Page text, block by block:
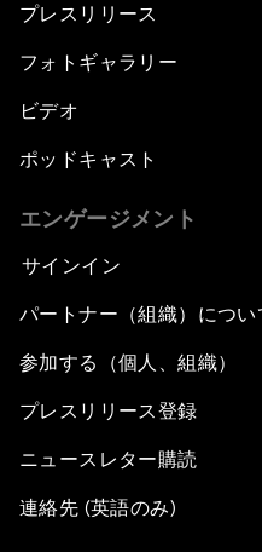
プレスリリース
フォトギャラリー
ビデオ
ポッドキャスト
エンゲージメント
サインイン
パートナー（組織）につい
参加する（個人、組織）
プレスリリース登録
ニュースレター購読
連絡先 (英語のみ)